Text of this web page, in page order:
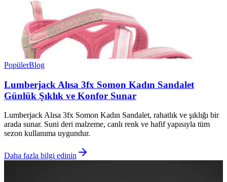
PopülerBlog
Lumberjack Alısa 3fx Somon Kadın Sandalet
Günlük Şıklık ve Konfor Sunar
Lumberjack Alısa 3fx Somon Kadın Sandalet, rahatlık ve şıklığı bir
arada sunar. Suni deri malzeme, canlı renk ve hafif yapısıyla tüm
sezon kullanıma uygundur.
Daha fazla bilgi edinin